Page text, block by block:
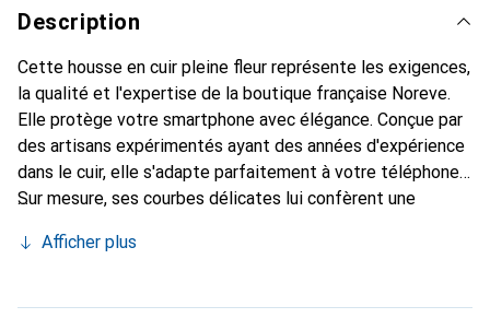
Description
Cette housse en cuir pleine fleur représente les exigences,
la qualité et l'expertise de la boutique française Noreve.
Elle protège votre smartphone avec élégance. Conçue par
des artisans expérimentés ayant des années d'expérience
dans le cuir, elle s'adapte parfaitement à votre téléphone.
Sur mesure, ses courbes délicates lui confèrent une
indispensable pour votre smartphone. Reconnaître
marque Noreve est un choix fiable pour une clientèle
Afficher plus